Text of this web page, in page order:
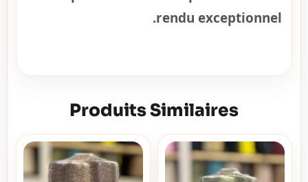
rendu exceptionnel.
Produits Similaires